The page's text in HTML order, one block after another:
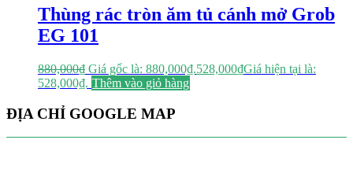
Thùng rác tròn ăm tủ cánh mở Grob
EG 101
880,000₫ Giá gốc là: 880,000₫.528,000₫Giá hiện tại là:
528,000₫. Thêm vào giỏ hàng
ĐỊA CHỈ GOOGLE MAP